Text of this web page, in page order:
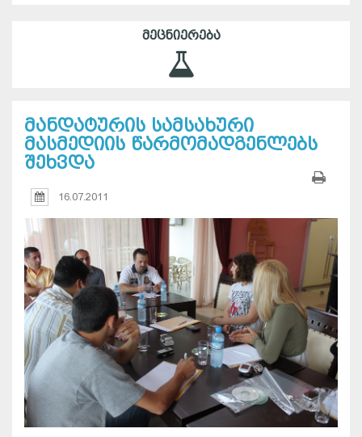
ᲛᲔᲪᲜᲘᲔᲠᲔᲑᲐ
მანდატურის სამსახური
მასმედიის წარმომადგენლებს
შეხვდა
16.07.2011